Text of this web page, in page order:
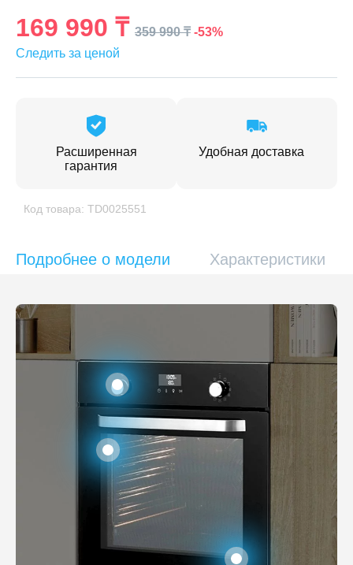
169 990 ₸ 359 990 ₸ -53%
Следить за ценой
Расширенная
гарантия
Удобная доставка
Код товара: TD0025551
Подробнее о модели Характеристики